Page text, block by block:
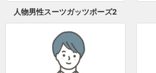
人物男性スーツガッツポーズ2